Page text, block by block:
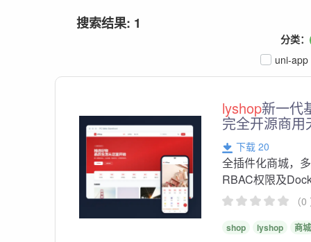
搜索结果: 1
分类：
uni-app
lyshop新一代
完全开源商用
下载 20
全插件化商城，
RBAC权限及
（
shop lyshop 商城